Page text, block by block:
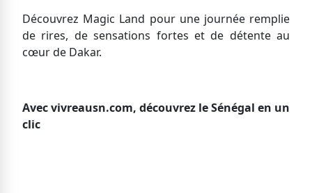
Découvrez Magic Land pour une journée remplie
de rires, de sensations fortes et de détente au
cœur de Dakar.
Avec vivreausn.com, découvrez le Sénégal en un
clic